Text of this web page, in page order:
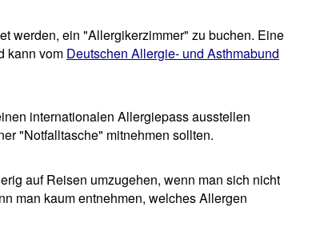
werden, ein "Allergikerzimmer" zu buchen. Eine
kann vom Deutschen Allergie- und Asthmabund
internationalen Allergiepass ausstellen
"Notfalltasche" mitnehmen sollten.
auf Reisen umzugehen, wenn man sich nicht
man kaum entnehmen, welches Allergen